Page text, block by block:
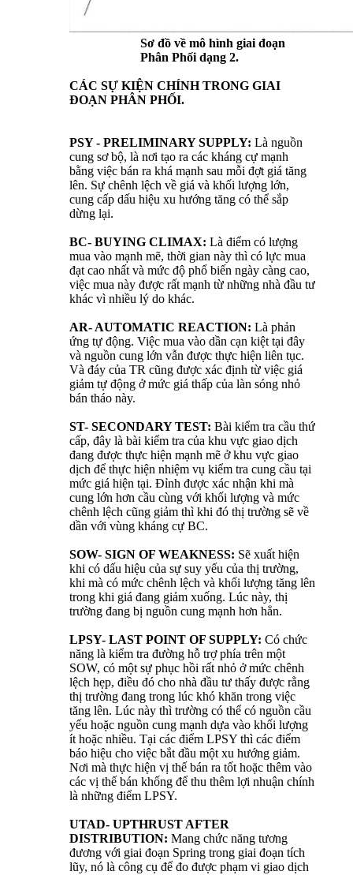
Sơ đồ về mô hình giai đoạn
Phân Phối dạng 2.
CÁC SỰ KIỆN CHÍNH TRONG GIAI
ĐOẠN PHÂN PHỐI.
PSY - PRELIMINARY SUPPLY: Là nguồn
cung sơ bộ, là nơi tạo ra các kháng cự mạnh
bằng việc bán ra khá mạnh sau mỗi đợt giá tăng
lên. Sự chênh lệch về giá và khối lượng lớn,
cung cấp dấu hiệu xu hướng tăng có thể sắp
dừng lại.
BC- BUYING CLIMAX: Là điểm có lượng
mua vào mạnh mẽ, thời gian này thì có lực mua
đạt cao nhất và mức độ phổ biến ngày càng cao,
việc mua này được rất mạnh từ những nhà đầu tư
khác vì nhiều lý do khác.
AR- AUTOMATIC REACTION: Là phản
ứng tự động. Việc mua vào dần cạn kiệt tại đây
và nguồn cung lớn vẫn được thực hiện liên tục.
Và đáy của TR cũng được xác định từ việc giá
giảm tự động ở mức giá thấp của làn sóng nhỏ
bán tháo này.
ST- SECONDARY TEST: Bài kiểm tra cầu thứ
cấp, đây là bài kiểm tra của khu vực giao dịch
đang được thực hiện mạnh mẽ ở khu vực giao
dịch để thực hiện nhiệm vụ kiểm tra cung cầu tại
mức giá hiện tại. Đỉnh được xác nhận khi mà
cung lớn hơn cầu cùng với khối lượng và mức
chênh lệch cũng giảm thì khi đó thị trường sẽ về
dần với vùng kháng cự BC.
SOW- SIGN OF WEAKNESS: Sẽ xuất hiện
khi có dấu hiệu của sự suy yếu của thị trường,
khi mà có mức chênh lệch và khối lượng tăng lên
trong khi giá đang giảm xuống. Lúc này, thị
trường đang bị nguồn cung mạnh hơn hẳn.
LPSY- LAST POINT OF SUPPLY: Có chức
năng là kiểm tra đường hỗ trợ phía trên một
SOW, có một sự phục hồi rất nhỏ ở mức chênh
lệch hẹp, điều đó cho nhà đầu tư thấy được rằng
thị trường đang trong lúc khó khăn trong việc
tăng lên. Lúc này thì trường có thể có nguồn cầu
yếu hoặc nguồn cung mạnh dựa vào khối lượng
ít hoặc nhiều. Tại các điểm LPSY thì các điểm
báo hiệu cho việc bắt đầu một xu hướng giảm.
Nơi mà thực hiện vị thế bán ra tốt hoặc thêm vào
các vị thế bán khống để thu thêm lợi nhuận chính
là những điểm LPSY.
UTAD- UPTHRUST AFTER
DISTRIBUTION: Mang chức năng tương
đương với giai đoạn Spring trong giai đoạn tích
lũy, nó là công cụ để đo được phạm vi giao dịch